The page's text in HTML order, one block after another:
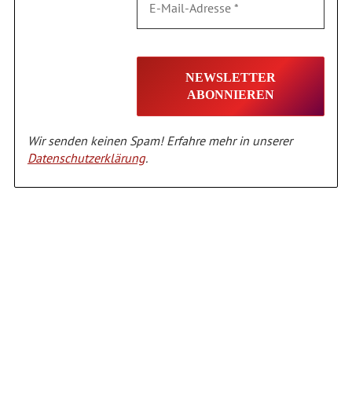
Wir senden keinen Spam! Erfahre mehr in unserer
Datenschutzerklärung.
Alternative: